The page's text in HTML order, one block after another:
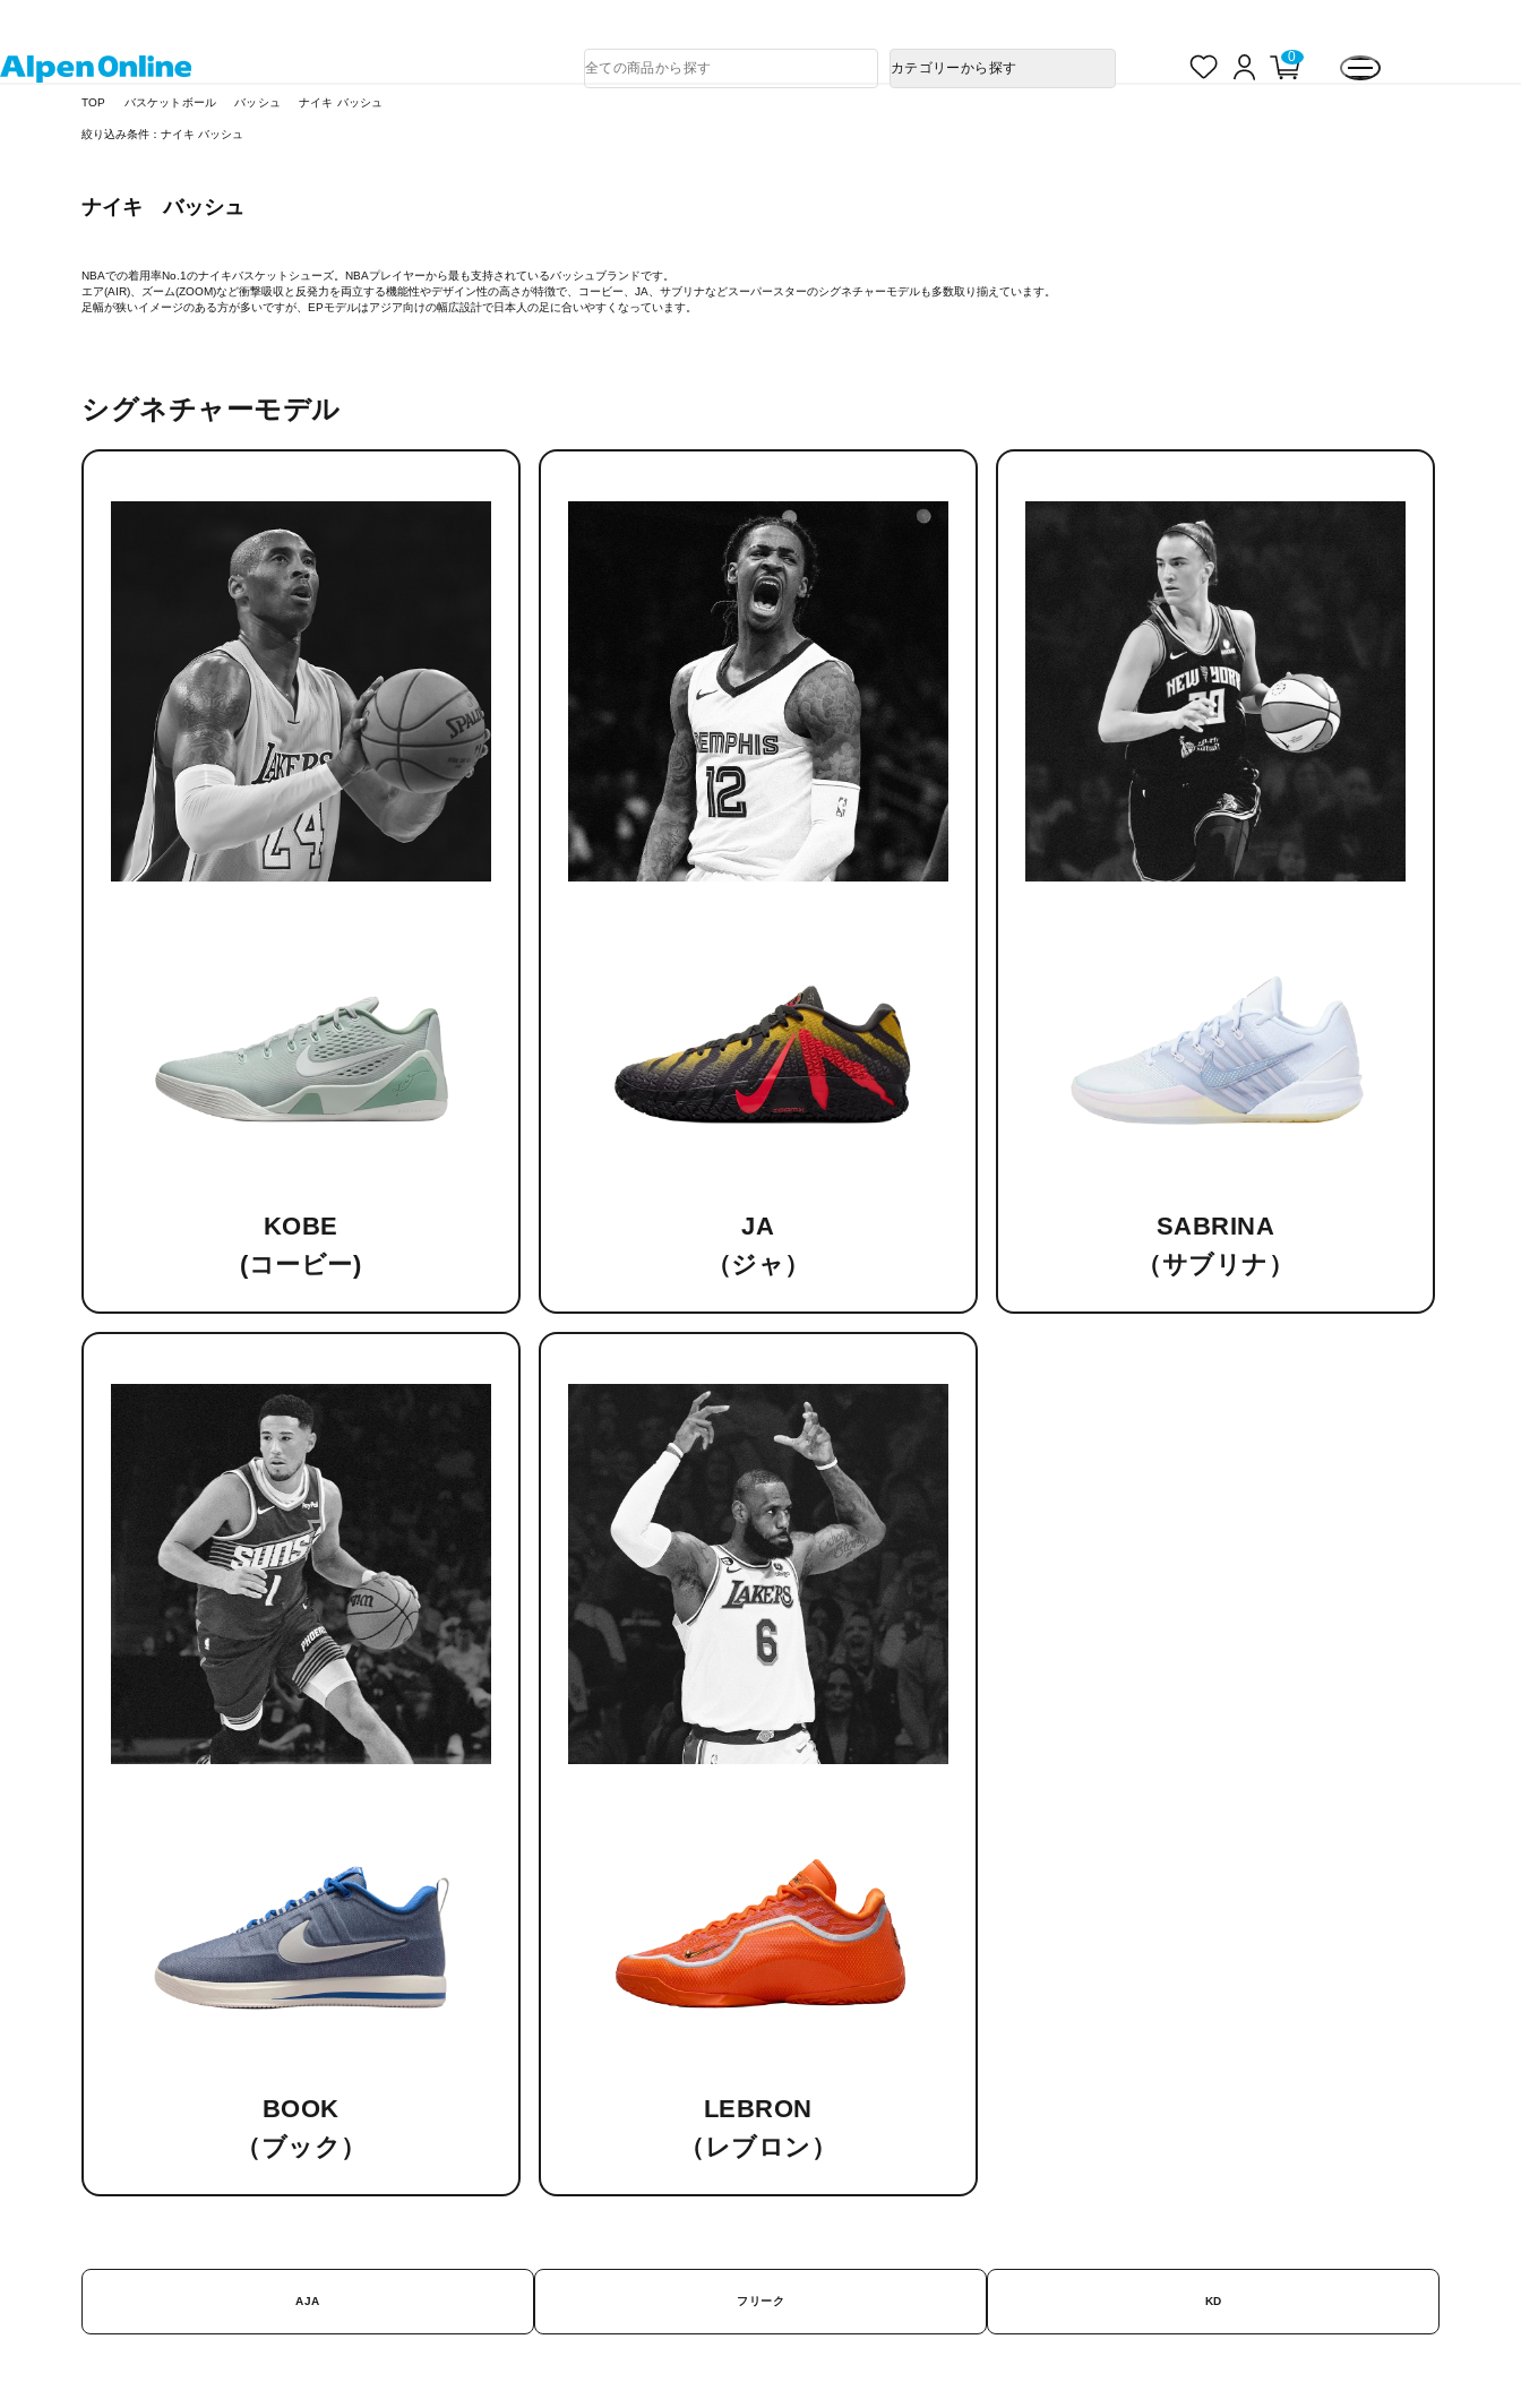
ロ
0
品
検
カテゴリーから探す
TOP バスケットボール バッシュ ナイキ バッシュ
絞り込み条件：ナイキ バッシュ
ナイキ バッシュ
NBAでの着用率No.1のナイキバスケットシューズ。NBAプレイヤーから最も支持されているバッシュブランドです。
エア(AIR)、ズーム(ZOOM)など衝撃吸収と反発力を両立する機能性やデザイン性の高さが特徴で、コービー、JA、サブリナなどスーパースターのシグネチャーモデルも多数取り揃えています。
足幅が狭いイメージのある方が多いですが、EPモデルはアジア向けの幅広設計で日本人の足に合いやすくなっています。
シグネチャーモデル
KOBE
(コービー)
JA
（ジャ）
SABRINA
（サブリナ）
BOOK
（ブック）
LEBRON
（レブロン）
AJA フリーク KD